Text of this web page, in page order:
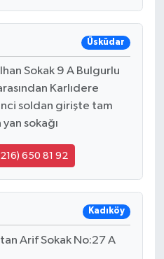
Üsküdar
Sokak 9 A Bulgurlu
Karlıdere
soldan girişte tam
sokağı
650 81 92
Kadıköy
Arif Sokak No:27 A